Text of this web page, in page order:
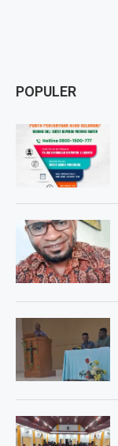
POPULER